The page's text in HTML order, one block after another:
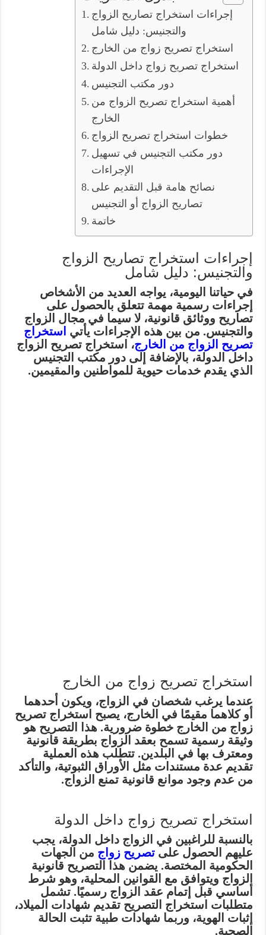
إجراءات استخراج تصاريح الزواج
والتجنيس: دليل شامل
استخراج تصريح زواج من الخارج
استخراج تصريح زواج داخل الدولة
دور مكتب التجنيس
أهمية استخراج تصريح الزواج من
الخارج
خطوات استخراج تصريح الزواج
دور مكتب التجنيس في تسهيل
الإجراءات
نصائح هامة قبل التقديم على
تصاريح الزواج أو التجنيس
خاتمة
إجراءات استخراج تصاريح الزواج
والتجنيس: دليل شامل
في حياتنا اليومية، يواجه العديد من الأشخاص
إجراءات رسمية مهمة تتعلق بالحصول على
تصاريح ووثائق قانونية، لا سيما في مجال الزواج
والتجنيس. من بين هذه الإجراءات يأتي استخراج
تصريح الزواج من الخارج، استخراج تصريح الزواج
داخل الدولة، بالإضافة إلى دور مكتب التجنيس
الذي يقدم خدمات حيوية للمواطنين والمقيمين.
استخراج تصريح زواج من الخارج
عندما يرغب شخصان في الزواج، ويكون أحدهما
أو كلاهما مقيمًا في الخارج، يصبح استخراج تصريح
زواج من الخارج خطوة ضرورية. هذا التصريح هو
وثيقة رسمية تسمح بعقد الزواج بطريقة قانونية
ومعترف بها في البلدين. تتطلب هذه العملية
تقديم عدة مستندات مثل الأوراق الثبوتية، والتأكد
من عدم وجود موانع قانونية تمنع الزواج.
استخراج تصريح زواج داخل الدولة
بالنسبة للراغبين في الزواج داخل الدولة، يجب
عليهم الحصول على تصريح زواج من الجهات
الحكومية المختصة. يضمن هذا التصريح قانونية
الزواج ويتوافق مع القوانين المحلية، وهو شرط
أساسي قبل إتمام عقد الزواج رسميًا. تشمل
متطلبات استخراج التصريح تقديم شهادات الميلاد،
إثبات الهوية، وربما شهادات طبية تثبت الحالة
الصحية.